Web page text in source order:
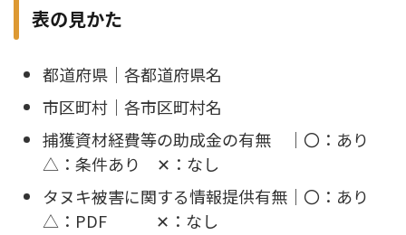
表の見かた
都道府県｜各都道府県名
市区町村｜各市区町村名
捕獲資材経費等の助成金の有無 ｜〇：あり
△：条件あり ✕：なし
タヌキ被害に関する情報提供有無｜〇：あり
△：PDF ✕：なし